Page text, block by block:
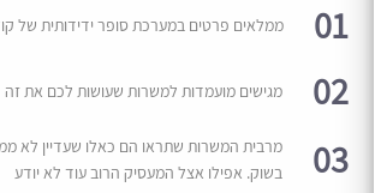
01 ממלאים פרטים במערכת סופר ידידותית של
02 מגישים מועמדות למשרות שעושות לכם את זה
03
מרבית המשרות שתראו הם כאלו שעדיין לא
בשוק. אפילו אצל המעסיק הרוב עוד לא יודע